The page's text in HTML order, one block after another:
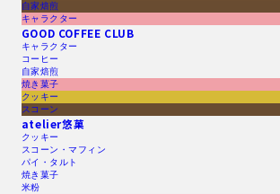
自家焙煎
キャラクター
GOOD COFFEE CLUB
キャラクター
コーヒー
自家焙煎
焼き菓子
クッキー
スコーン
atelier悠菓
クッキー
スコーン・マフィン
パイ・タルト
焼き菓子
米粉